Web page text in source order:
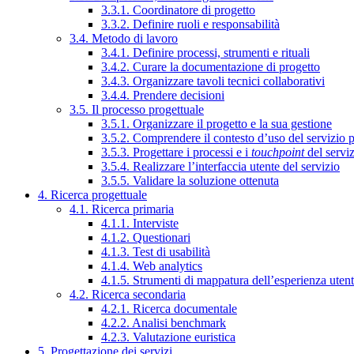
3.3.1. Coordinatore di progetto
3.3.2. Definire ruoli e responsabilità
3.4. Metodo di lavoro
3.4.1. Definire processi, strumenti e rituali
3.4.2. Curare la documentazione di progetto
3.4.3. Organizzare tavoli tecnici collaborativi
3.4.4. Prendere decisioni
3.5. Il processo progettuale
3.5.1. Organizzare il progetto e la sua gestione
3.5.2. Comprendere il contesto d’uso del servizio
3.5.3. Progettare i processi e i touchpointdel
3.5.4. Realizzare l’interfaccia utente del servizio
3.5.5. Validare la soluzione ottenuta
4. Ricerca progettuale
4.1. Ricerca primaria
4.1.1. Interviste
4.1.2. Questionari
4.1.3. Test di usabilità
4.1.4. Web analytics
4.1.5. Strumenti di mappatura dell’esperienza
4.2. Ricerca secondaria
4.2.1. Ricerca documentale
4.2.2. Analisi benchmark
4.2.3. Valutazione euristica
5. Progettazione dei servizi